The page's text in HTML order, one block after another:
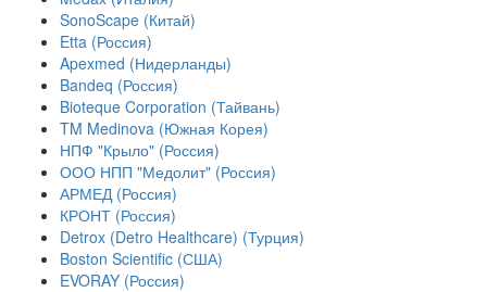
SonoScape (Китай)
Etta (Россия)
Apexmed (Нидерланды)
Bandeq (Россия)
Bioteque Corporation (Тайвань)
TM Medinova (Южная Корея)
НПФ "Крыло" (Россия)
ООО НПП "Медолит" (Россия)
АРМЕД (Россия)
КРОНТ (Россия)
Detrox (Detro Healthcare) (Турция)
Boston Scientific (США)
EVORAY (Россия)